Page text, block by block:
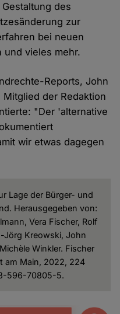
des
zur
bei neuen
und vieles mehr.
Reports, John
der Redaktion
"Der 'alternative
wir etwas dagegen
Lage der Bürger- und
Herausgegeben von:
Vera Fischer, Rolf
Jörg Kreowski, John
Winkler. Fischer
am Main, 2022, 224
596-70805-5.